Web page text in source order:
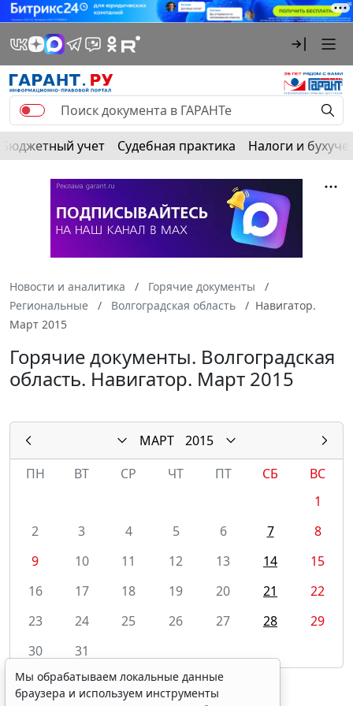
Бюджетный учет Судебная практика Налоги и
Новости и аналитика
Горячие документы
Региональные
Волгоградская область
Навигатор.
Март 2015
Горячие документы. Волгоградская
область. Навигатор. Март 2015
МАРТ
2015
ПН
ВТ СР ЧТ ПТ СБ
ВС
1
2
3 4 5 6 7
8
9
10 11 12 13 14
15
16
17 18 19 20 21
22
23
24 25 26 27 28
29
30
31
Мы обрабатываем локальные данные
браузера и используем инструменты